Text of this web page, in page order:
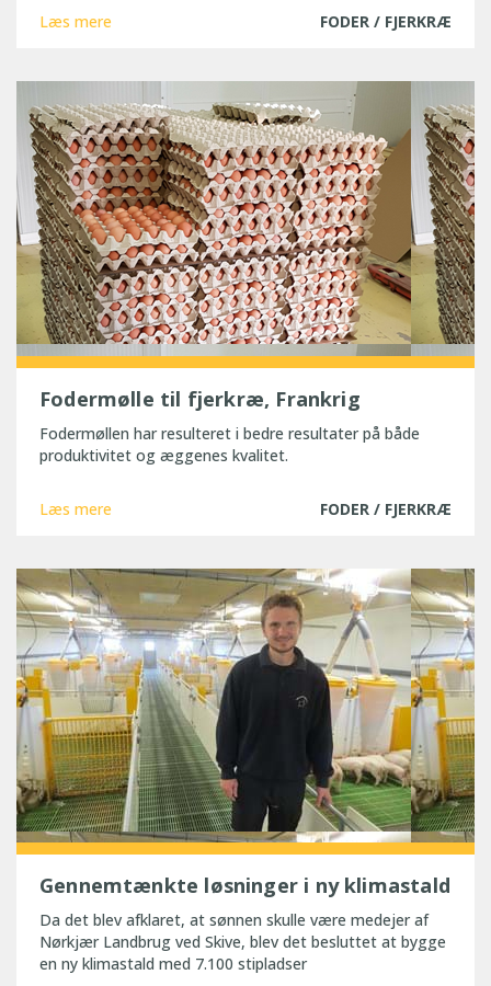
Læs mere FODER / FJERKRÆ
Fodermølle til fjerkræ, Frankrig
Fodermøllen har resulteret i bedre resultater på både
produktivitet og æggenes kvalitet.
Læs mere FODER / FJERKRÆ
Gennemtænkte løsninger i ny klimastald
Da det blev afklaret, at sønnen skulle være medejer af
Nørkjær Landbrug ved Skive, blev det besluttet at bygge
en ny klimastald med 7.100 stipladser